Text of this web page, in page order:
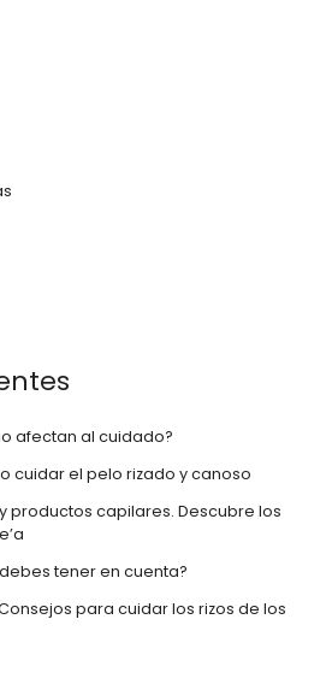
afectan al cuidado?
cuidar el pelo rizado y canoso
productos capilares. Descubre los
tener en cuenta?
para cuidar los rizos de los